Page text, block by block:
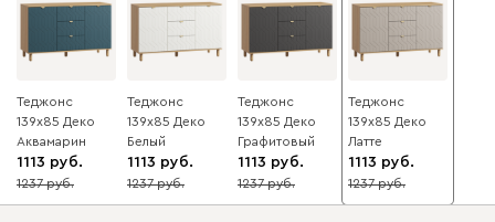
Теджонс
139x85 Деко
Аквамарин
1113
10
1237
Теджонс
139x85 Деко
Белый
1113
10
1237
Теджонс
139x85 Деко
Графитовый
1113
10
1237
Теджонс
139x85 Деко
Латте
1113
10
1237